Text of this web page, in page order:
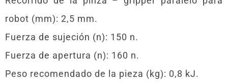
robot (mm): 2,5 mm.
Fuerza de sujeción (n): 150 n.
Fuerza de apertura (n): 160 n.
Peso recomendado de la pieza (kg): 0,8 kJ.